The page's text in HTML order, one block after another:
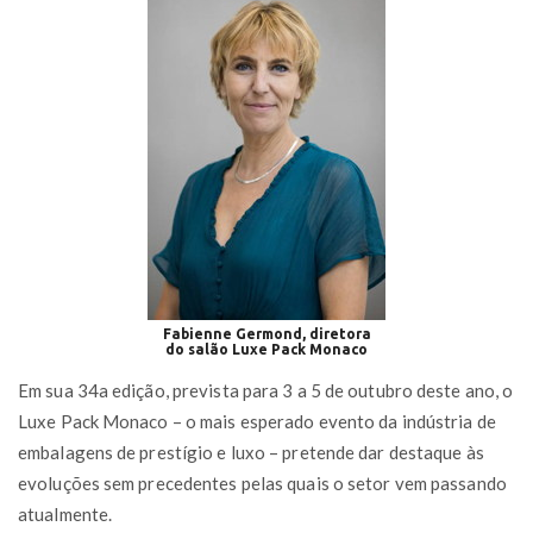
Fabienne Germond, diretora
do salão Luxe Pack Monaco
Em sua 34a edição, prevista para 3 a 5 de outubro deste ano, o
Luxe Pack Monaco – o mais esperado evento da indústria de
embalagens de prestígio e luxo – pretende dar destaque às
evoluções sem precedentes pelas quais o setor vem passando
atualmente.